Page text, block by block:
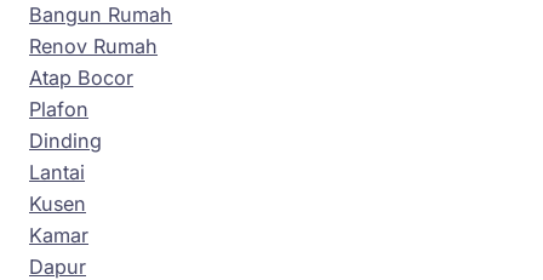
Bangun Rumah
Renov Rumah
Atap Bocor
Plafon
Dinding
Lantai
Kusen
Kamar
Dapur